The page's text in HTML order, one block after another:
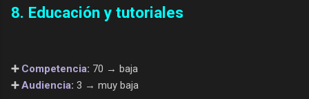
8. Educación y tutoriales
➕ Competencia: 70 → baja
➕Audiencia: 3 → muy baja